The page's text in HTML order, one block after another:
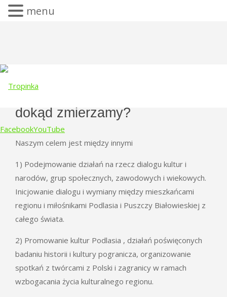
FacebookYouTube
dokąd zmierzamy?
Naszym celem jest między innymi
1) Podejmowanie działań na rzecz dialogu kultur i
narodów, grup społecznych, zawodowych i wiekowych.
Inicjowanie dialogu i wymiany między mieszkańcami
regionu i miłośnikami Podlasia i Puszczy Białowieskiej z
całego świata.
2) Promowanie kultur Podlasia , działań poświęconych
badaniu historii i kultury pogranicza, organizowanie
spotkań z twórcami z Polski i zagranicy w ramach
wzbogacania życia kulturalnego regionu.
menu